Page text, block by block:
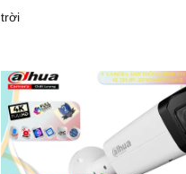
trời